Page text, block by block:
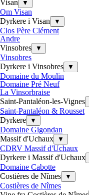
Visan ▼
Om Visan
Dyrkere i Visan
▼
Clos Père Clément
Andre
Vinsobres
▼
Vinsobres
Dyrkere i Vinsobres
▼
Domaine du Moulin
Domaine Pré Neuf
La Vinsorbraise
Saint-Pantaléon-les-Vignes
Saint-Pantaléon & Rousset
Dyrkere
▼
Domaine Gigondan
Massif d'Uchaux
▼
CDRV Massif d'Uchaux
Dyrkere i Massif d'Uchaux
Domaine Cabotte
Costières de Nîmes
▼
Costières de Nîmes